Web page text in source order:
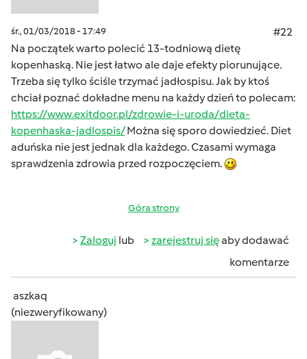
śr., 01/03/2018 - 17:49
#22
Na początek warto polecić 13-todniową dietę
kopenhaską. Nie jest łatwo ale daje efekty piorunujące.
Trzeba się tylko ściśle trzymać jadłospisu. Jak by ktoś
chciał poznać dokładne menu na każdy dzień to polecam:
https://www.exitdoor.pl/zdrowie-i-uroda/dieta-
kopenhaska-jadlospis/Można się sporo dowiedzieć. Diet
aduńska nie jest jednak dla każdego. Czasami wymaga
sprawdzenia zdrowia przed rozpoczęciem.
Góra strony
Zaloguj lub zarejestruj sięaby dodawać
komentarze
aszkaq
(niezweryfikowany)